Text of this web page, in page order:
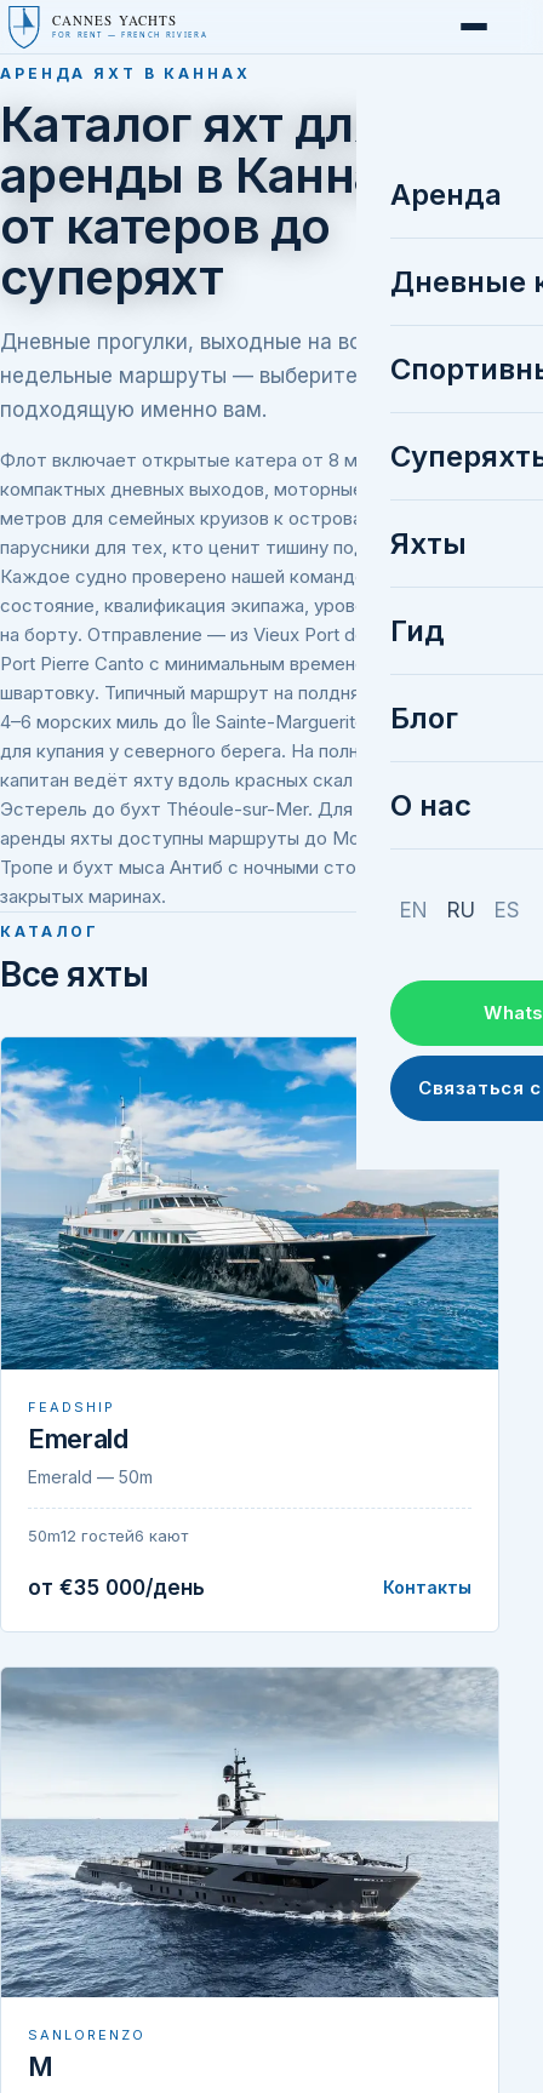
CANNES YACHTS
FOR RENT — FRENCH RIVIERA
Аренда
Дневные
Яхты
Гид
Блог
О нас
EN RU ES
Связаться
АРЕНДА ЯХТ В КАННАХ
Каталог яхт для
аренды в Каннах —
от катеров до
суперяхт
Дневные прогулки, выходные на воде или
недельные маршруты — выберите яхту,
подходящую именно вам.
Флот включает открытые катера от 8 метров для
компактных дневных выходов, моторные яхты 15–24
метров для семейных круизов к островам Лерен и
парусники для тех, кто ценит тишину под гротом.
Каждое судно проверено нашей командой: техническое
состояние, квалификация экипажа, уровень снабжения
на борту. Отправление — из Vieux Port de Cannes или
Port Pierre Canto с минимальным временем на
швартовку. Типичный маршрут на полдня — переход в
4–6 морских миль до Île Sainte-Marguerite с остановкой
для купания у северного берега. На полный день
капитан ведёт яхту вдоль красных скал массива
Эстерель до бухт Théoule-sur-Mer. Для недельной
аренды яхты доступны маршруты до Монако, Сен-
Тропе и бухт мыса Антиб с ночными стоянками в
закрытых маринах.
КАТАЛОГ
Все яхты
FEADSHIP
Emerald
Emerald — 50m
50m12 гостей6 кают
от €35 000/день Контакты
SANLORENZO
M